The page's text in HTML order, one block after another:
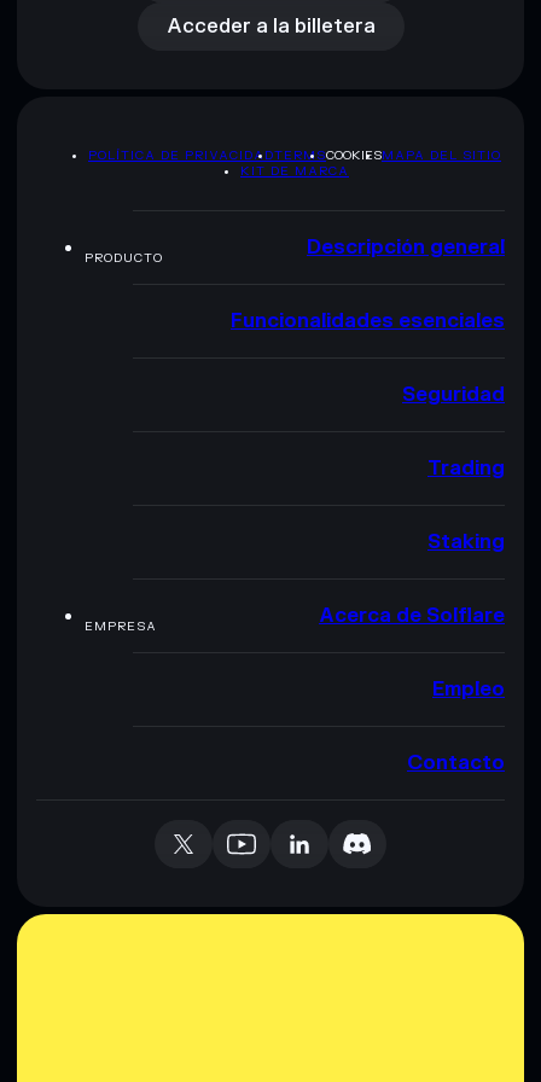
Acceder a la billetera
POLÍTICA DE PRIVACIDADTERMSCOOKIESMAPA DEL SITIO
KIT DE MARCA
PRODUCTO Descripción general
Funcionalidades esenciales
Seguridad
Trading
Staking
EMPRESA Acerca de Solflare
Empleo
Contacto